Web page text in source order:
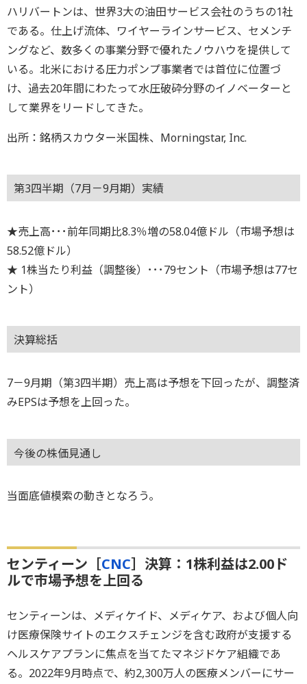
ハリバートンは、世界3大の油田サービス会社のうちの1社
である。仕上げ流体、ワイヤーラインサービス、セメンチ
ングなど、数多くの事業分野で優れたノウハウを提供して
いる。北米における圧力ポンプ事業者では首位に位置づ
け、過去20年間にわたって水圧破砕分野のイノベーターと
して業界をリードしてきた。
出所：銘柄スカウター米国株、Morningstar, Inc.
第3四半期（7月－9月期）実績
★売上高･･･前年同期比8.3％増の58.04億ドル（市場予想は
58.52億ドル）
★ 1株当たり利益（調整後）･･･79セント（市場予想は77セ
ント）
決算総括
7－9月期（第3四半期）売上高は予想を下回ったが、調整済
みEPSは予想を上回った。
今後の株価見通し
当面底値模索の動きとなろう。
センティーン［CNC］決算：1株利益は2.00ド
ルで市場予想を上回る
センティーンは、メディケイド、メディケア、および個人向
け医療保険サイトのエクスチェンジを含む政府が支援する
ヘルスケアプランに焦点を当てたマネジドケア組織であ
る。2022年9月時点で、約2,300万人の医療メンバーにサー